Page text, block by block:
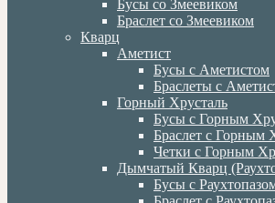
Бусы со Змеевиком
Браслет со Змеевиком
Кварц
Аметист
Бусы с Аметистом
Браслеты с
Горный Хрусталь
Бусы с Горным
Браслет с Горным
Четки с Горным
Дымчатый Кварц
Бусы с